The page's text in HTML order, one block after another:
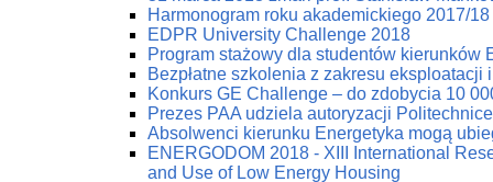
Harmonogram roku akademickiego 2017/18
EDPR University Challenge 2018
Program stażowy dla studentów kierunków
Bezpłatne szkolenia z zakresu
Konkurs GE Challenge – do zdobycia 10
Prezes PAA udziela autoryzacji
Absolwenci kierunku Energetyka mogą
ENERGODOM 2018 - XIII International
and Use of Low Energy Housing